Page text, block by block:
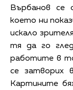
Върбанов се
което ни
искало
тя да го
работите в
се затворих
Картините